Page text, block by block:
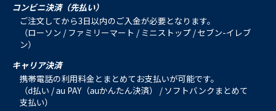
コンビニ決済（先払い）
ご注文してから3日以内のご入金が必要となります。
（ローソン / ファミリーマート / ミニストップ / セブン-イレブ
ン）
キャリア決済
携帯電話の利用料金とまとめてお支払いが可能です。
（d払い / au PAY（auかんたん決済） / ソフトバンクまとめて
支払い）